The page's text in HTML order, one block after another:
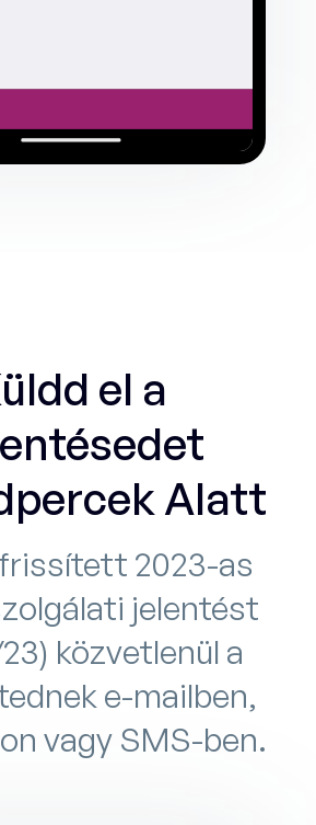
el a
Alatt
frissített 2023-as
jelentést
közvetlenül a
e-mailben,
vagy SMS-ben.